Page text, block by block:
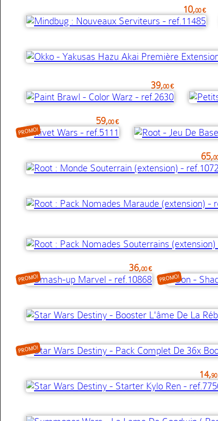
10,00 €
39,00 €
PROMO!
59,00 €
65,
PROMO!
36,00 €
PROMO!
PROMO!
14,